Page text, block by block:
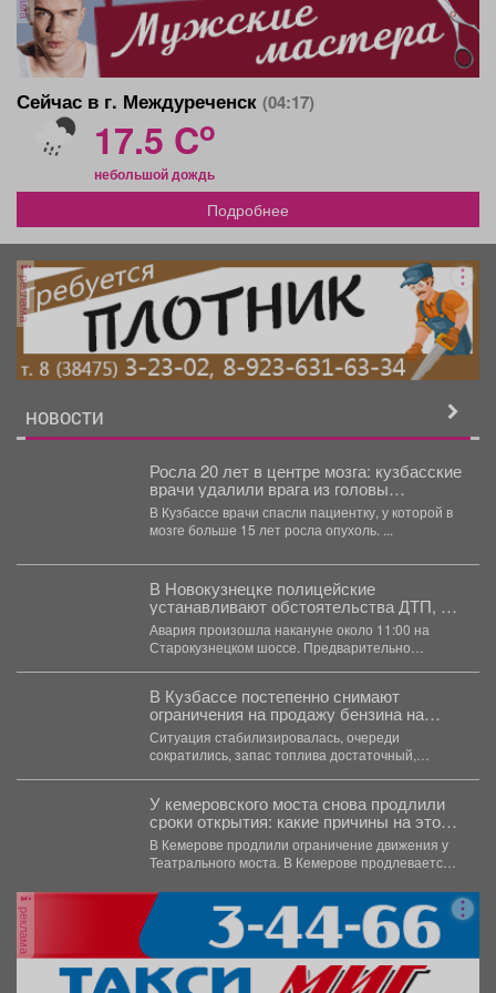
Сейчас в г. Междуреченск (04:17)
17.5 Co
небольшой дождь
Подробнее
реклама
НОВОСТИ
Росла 20 лет в центре мозга: кузбасские
врачи удалили врага из головы
женщины
В Кузбассе врачи спасли пациентку, у которой в
мозге больше 15 лет росла опухоль. ...
В Новокузнецке полицейские
устанавливают обстоятельства ДТП, в
котором погибли 2 человека
Авария произошла накануне около 11:00 на
Старокузнецком шоссе. Предварительно
В Кузбассе постепенно снимают
ограничения на продажу бензина на
заправках
Ситуация стабилизировалась, очереди
сократились, запас топлива достаточный,
У кемеровского моста снова продлили
сроки открытия: какие причины на этот
раз
В Кемерове продлили ограничение движения у
Театрального моста. В Кемерове продлевается
реклама